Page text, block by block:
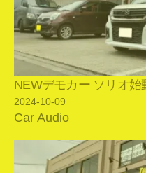
NEWデモカー ソリオ始
2024-10-09
Car Audio